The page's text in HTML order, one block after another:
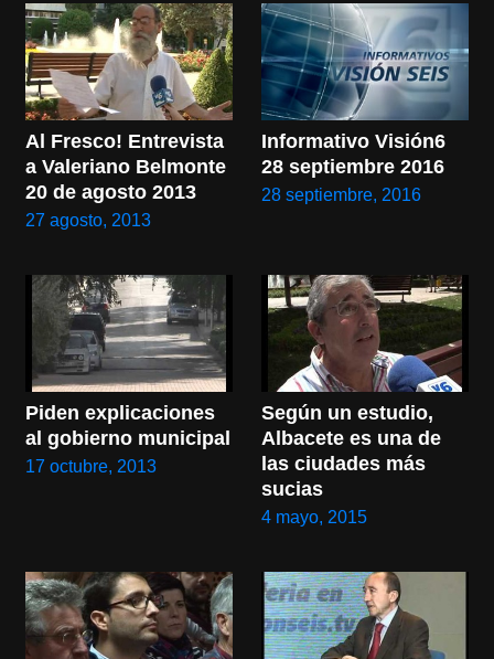
Al Fresco! Entrevista
a Valeriano Belmonte
20 de agosto 2013
27 agosto, 2013
Informativo Visión6
28 septiembre 2016
28 septiembre, 2016
Piden explicaciones
al gobierno municipal
17 octubre, 2013
Según un estudio,
Albacete es una de
las ciudades más
sucias
4 mayo, 2015